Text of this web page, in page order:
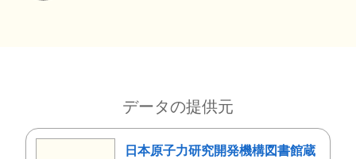
データの提供元
日本原子力研究開発機構図書館蔵